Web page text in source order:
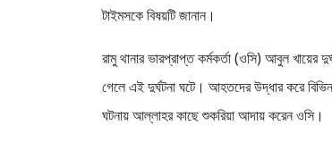
টাইমসকে বিষয়টি জানান।
রামু থানার ভারপ্রাপ্ত কর্মকর্তা (ওসি) আবুল খায়ের
গেলে এই দুর্ঘটনা ঘটে। আহতদের উদ্ধার করে
ঘটনায় আল্লাহর কাছে শুকরিয়া আদায় করেন ওসি।